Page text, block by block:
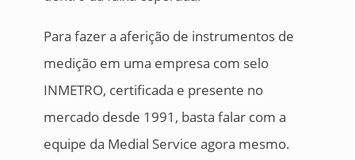
Para fazer a aferição de instrumentos de
medição em uma empresa com selo
INMETRO, certificada e presente no
mercado desde 1991, basta falar com a
equipe da Medial Service agora mesmo.